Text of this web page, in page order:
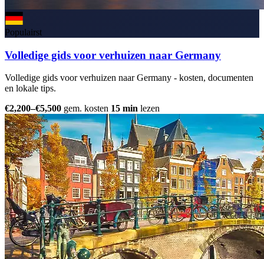
Populairst
Volledige gids voor verhuizen naar Germany
Volledige gids voor verhuizen naar Germany - kosten, documenten
en lokale tips.
€2,200–€5,500 gem. kosten 15 min lezen